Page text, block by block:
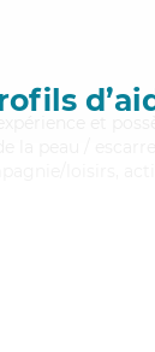
et
la peau /